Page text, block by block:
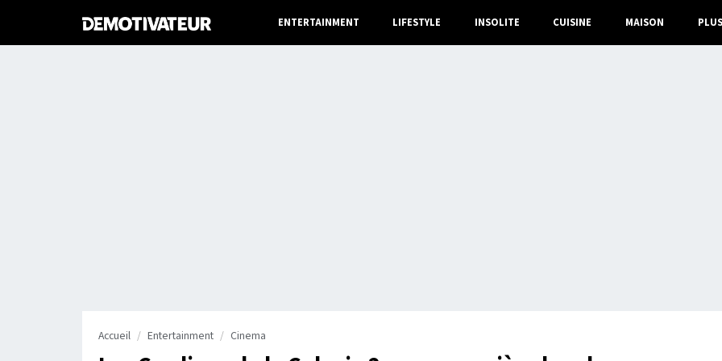
ENTERTAINMENT LIFESTYLE INSOLITE CUISINE MAISON PLUS
Accueil Entertainment Cinema